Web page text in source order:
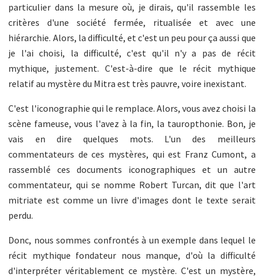
particulier dans la mesure où, je dirais, qu'il rassemble les
critères d'une société fermée, ritualisée et avec une
hiérarchie. Alors, la difficulté, et c'est un peu pour ça aussi que
je l'ai choisi, la difficulté, c'est qu'il n'y a pas de récit
mythique, justement. C'est-à-dire que le récit mythique
relatif au mystère du Mitra est très pauvre, voire inexistant.
C'est l'iconographie qui le remplace. Alors, vous avez choisi la
scène fameuse, vous l'avez à la fin, la tauropthonie. Bon, je
vais en dire quelques mots. L'un des meilleurs
commentateurs de ces mystères, qui est Franz Cumont, a
rassemblé ces documents iconographiques et un autre
commentateur, qui se nomme Robert Turcan, dit que l'art
mitriate est comme un livre d'images dont le texte serait
perdu.
Donc, nous sommes confrontés à un exemple dans lequel le
récit mythique fondateur nous manque, d'où la difficulté
d'interpréter véritablement ce mystère. C'est un mystère,